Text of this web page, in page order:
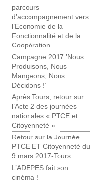
parcours
d’accompagnement vers
l’Economie de la
Fonctionnalité et de la
Coopération
Campagne 2017 ’Nous
Produisons, Nous
Mangeons, Nous
Décidons !’
Après Tours, retour sur
l’Acte 2 des journées
nationales « PTCE et
Citoyenneté »
Retour sur la Journée
PTCE ET Citoyenneté du
9 mars 2017-Tours
L’ADEPES fait son
cinéma !